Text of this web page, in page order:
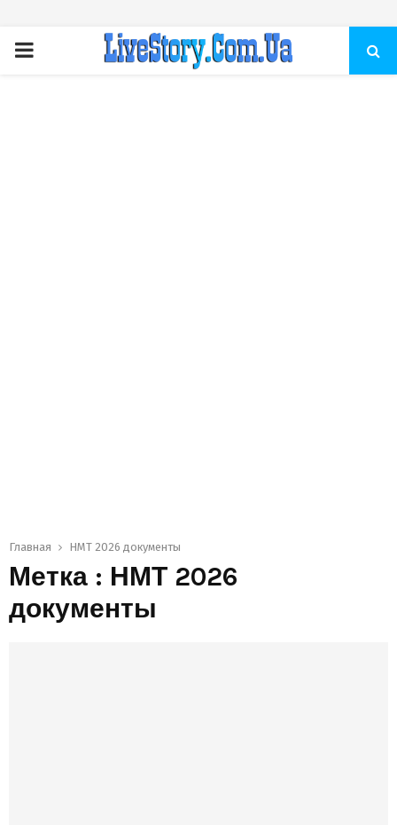
ПЕРВИЧНОЕ
Главная НМТ 2026 документы
Метка : НМТ 2026
документы